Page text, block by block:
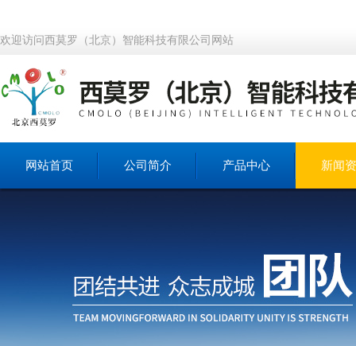
欢迎访问西莫罗（北京）智能科技有限公司网站
网站首页 公司简介 产品中心 新闻